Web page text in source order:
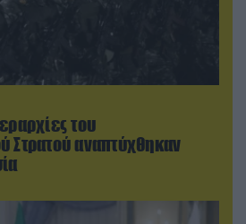
του
Στρατού αναπτύχθηκαν